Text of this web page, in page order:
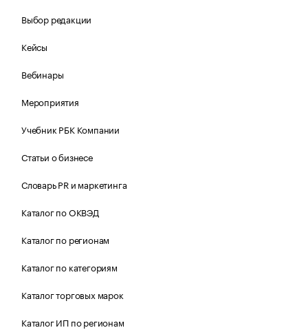
Выбор редакции
Кейсы
Вебинары
Мероприятия
Учебник РБК Компании
Статьи о бизнесе
Словарь PR и маркетинга
Каталог по ОКВЭД
Каталог по регионам
Каталог по категориям
Каталог торговых марок
Каталог ИП по регионам